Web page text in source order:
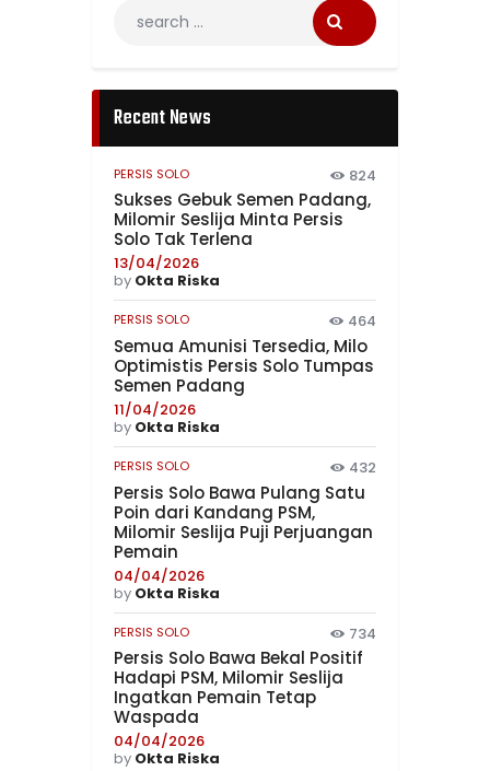
Recent News
PERSIS SOLO 824
Sukses Gebuk Semen Padang,
Milomir Seslija Minta Persis
Solo Tak Terlena
13/04/2026
by Okta Riska
PERSIS SOLO 464
Semua Amunisi Tersedia, Milo
Optimistis Persis Solo Tumpas
Semen Padang
11/04/2026
by Okta Riska
PERSIS SOLO 432
Persis Solo Bawa Pulang Satu
Poin dari Kandang PSM,
Milomir Seslija Puji Perjuangan
Pemain
04/04/2026
by Okta Riska
PERSIS SOLO 734
Persis Solo Bawa Bekal Positif
Hadapi PSM, Milomir Seslija
Ingatkan Pemain Tetap
Waspada
04/04/2026
by Okta Riska